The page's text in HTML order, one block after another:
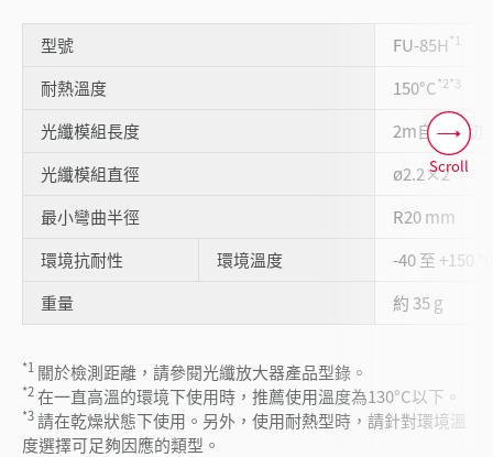
型號 FU-85H*1
耐熱溫度 150°C*2*3
光纖模組長度
2m自由裁切
光纖模組直徑
ø2.2×2
最小彎曲半徑
R20 mm
環境抗耐性
環境溫度
-40 至 +150
重量
約 35 g
*1 關於檢測距離，請參閱光纖放大器產品型錄。
*2在一直高溫的環境下使用時，推薦使用溫度為130°C以下。
*3請在乾燥狀態下使用。另外，使用耐熱型時，請針對環境溫
度選擇可足夠因應的類型。
Scroll